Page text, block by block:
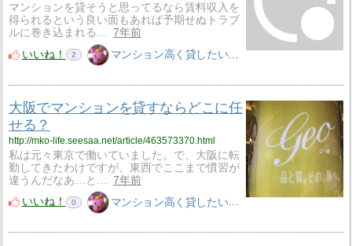
マンションを貸そうと思ってるなら賃料収入を
得られるという良い面もあれば予期せぬトラブ
ルに巻き込まれる…
7年前
いいね！
2 マンション高く貸したいM子
大阪でマンションを貸すならどこに任
せる？
http://mko-life.seesaa.net/article/463573370.html
私は元々東京で働いていました。で、大阪に転
勤してきたわけですが、東西でここまで慣習が
違うんだなあ…と…
7年前
いいね！
0 マンション高く貸したいM子